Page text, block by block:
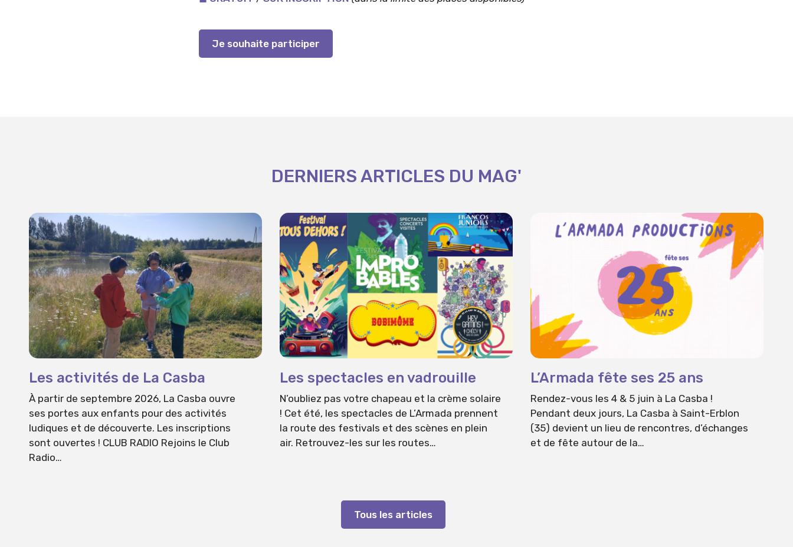
Je souhaite participer
DERNIERS ARTICLES DU MAG'
Les activités de La Casba
À partir de septembre 2026, La Casba ouvre
ses portes aux enfants pour des activités
ludiques et de découverte. Les inscriptions
sont ouvertes ! CLUB RADIO Rejoins le Club
Radio…
Les spectacles en vadrouille
N’oubliez pas votre chapeau et la crème solaire
! Cet été, les spectacles de L’Armada prennent
la route des festivals et des scènes en plein
air. Retrouvez-les sur les routes…
L’Armada fête ses 25 ans
Rendez-vous les 4 & 5 juin à La Casba !
Pendant deux jours, La Casba à Saint-Erblon
(35) devient un lieu de rencontres, d’échanges
et de fête autour de la…
Tous les articles